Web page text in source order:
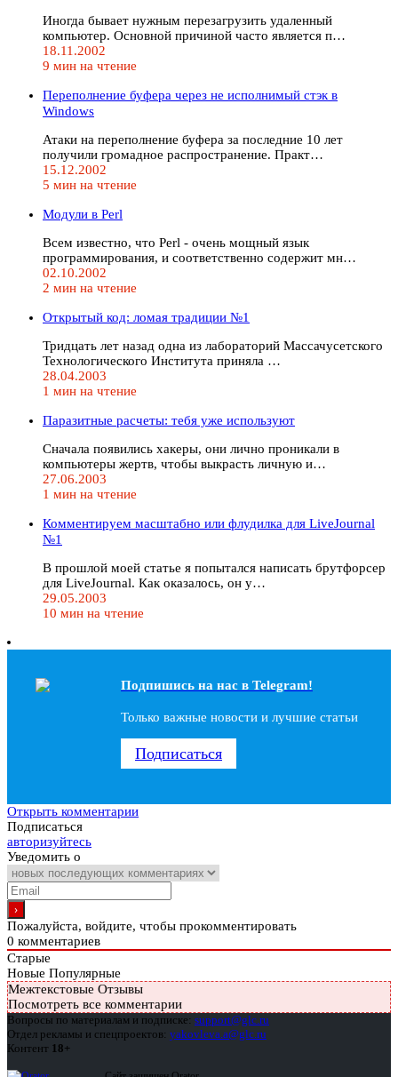
Иногда бывает нужным перезагрузить удаленный
компьютер. Основной причиной часто является п…
18.11.2002
9 мин на чтение
Переполнение буфера через не исполнимый стэк в
Windows
Атаки на переполнение буфера за последние 10 лет
получили громадное распространение. Практ…
15.12.2002
5 мин на чтение
Модули в Perl
Всем известно, что Perl - очень мощный язык
программирования, и соответственно содержит мн…
02.10.2002
2 мин на чтение
Открытый код: ломая традиции №1
Тридцать лет назад одна из лабораторий Массачусетского
Технологического Института приняла …
28.04.2003
1 мин на чтение
Паразитные расчеты: тебя уже используют
Сначала появились хакеры, они лично проникали в
компьютеры жертв, чтобы выкрасть личную и…
27.06.2003
1 мин на чтение
Комментируем масштабно или флудилка для LiveJournal
№1
В прошлой моей статье я попытался написать брутфорсер
для LiveJournal. Как оказалось, он у…
29.05.2003
10 мин на чтение
Подпишись на наc в Telegram!
Только важные новости и лучшие статьи
Подписаться
Открыть комментарии
Подписаться
авторизуйтесь
Уведомить о
Пожалуйста, войдите, чтобы прокомментировать
0 комментариев
Старые
Новые Популярные
Межтекстовые Отзывы
Посмотреть все комментарии
Вопросы по материалам и подписке: support@glc.ru
Отдел рекламы и спецпроектов: yakovleva.a@glc.ru
Контент 18+